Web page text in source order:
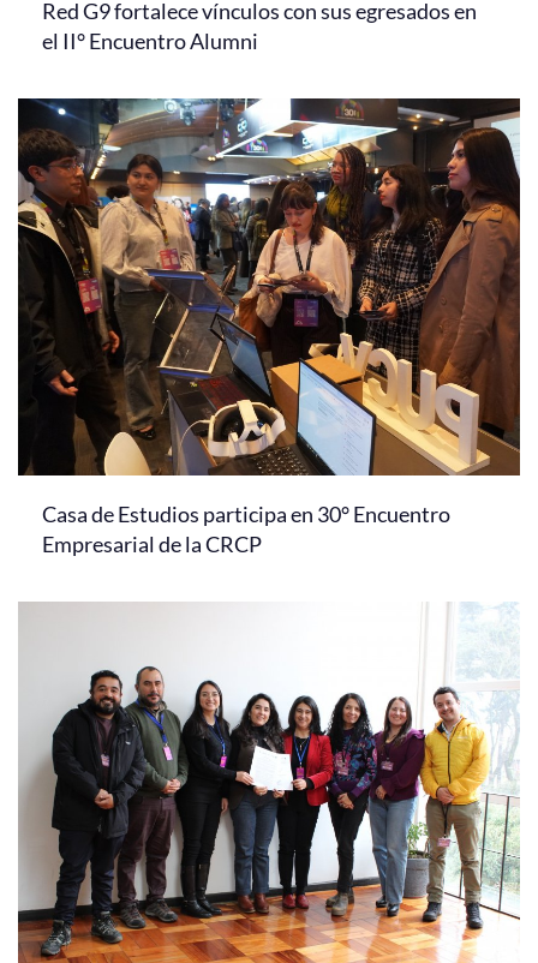
Red G9 fortalece vínculos con sus egresados en
el II° Encuentro Alumni
Casa de Estudios participa en 30° Encuentro
Empresarial de la CRCP